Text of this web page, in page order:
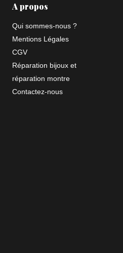
A propos
Qui sommes-nous ?
Mentions Légales
CGV
Réparation bijoux et
réparation montre
Contactez-nous